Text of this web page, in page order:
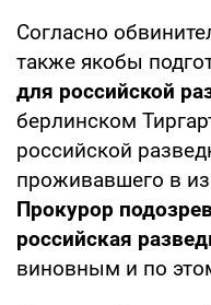
Согласно
также якобы
для российской
берлинском
российской
проживавшего в
Прокурор
российская
виновным и по